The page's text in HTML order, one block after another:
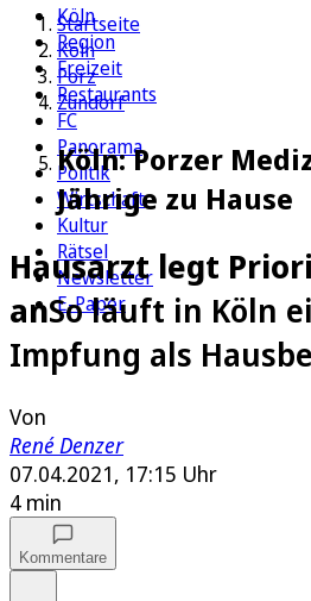
Köln
Region
Freizeit
Restaurants
FC
Panorama
Politik
Wirtschaft
Kultur
Rätsel
Newsletter
E-Paper
Startseite
Köln
Porz
Zündorf
Köln: Porzer
Jährige zu Hause
Hausarzt legt
anSo läuft in Köln
Impfung als
Von
René Denzer
07.04.2021, 17:15 Uhr
4 min
Kommentare